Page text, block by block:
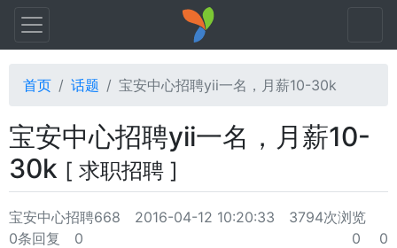
首页 话题 宝安中心招聘yii一名，月薪10-30k
宝安中心招聘yii一名，月薪10-
30k [ 求职招聘 ]
宝安中心招聘668 2016-04-12 10:20:33
3794次浏览
0条回复
0 0 0